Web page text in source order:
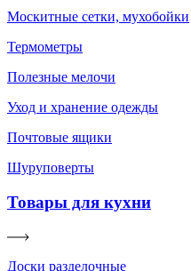
Москитные сетки, мухобойки
Термометры
Полезные мелочи
Уход и хранение одежды
Почтовые ящики
Шуруповерты
Товары для кухни
Доски разделочные